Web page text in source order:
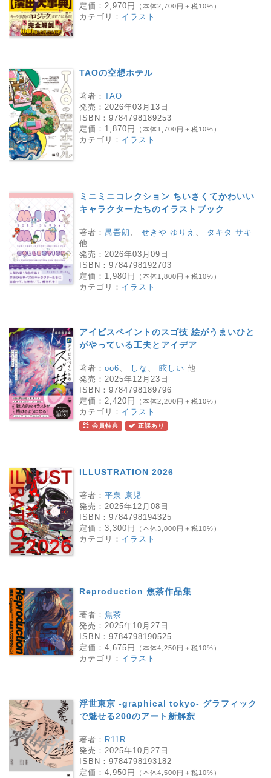
定価： 2,970円 （本体2,700円＋税10%）
カテゴリ： イラスト
TAOの空想ホテル
著者： TAO
発売： 2026年03月13日
ISBN： 9784798189253
定価： 1,870円 （本体1,700円＋税10%）
カテゴリ： イラスト
ミニミニコレクション ちいさくてかわいい
キャラクターたちのイラストブック
著者： 禺吾朗 、 せきや ゆりえ 、 タキタ サキ
他
発売： 2026年03月09日
ISBN： 9784798192703
定価： 1,980円 （本体1,800円＋税10%）
カテゴリ： イラスト
アイビスペイントのスゴ技 絵がうまいひと
がやっている工夫とアイデア
著者： oo6、 しな 、 眩しい 他
発売： 2025年12月23日
ISBN： 9784798189796
定価： 2,420円 （本体2,200円＋税10%）
カテゴリ： イラスト
会員特典 正誤あり
ILLUSTRATION 2026
著者： 平泉 康児
発売： 2025年12月08日
ISBN： 9784798194325
定価： 3,300円 （本体3,000円＋税10%）
カテゴリ： イラスト
Reproduction 焦茶作品集
著者： 焦茶
発売： 2025年10月27日
ISBN： 9784798190525
定価： 4,675円 （本体4,250円＋税10%）
カテゴリ： イラスト
浮世東京 -graphical tokyo- グラフィック
で魅せる200のアート新解釈
著者： R11R
発売： 2025年10月27日
ISBN： 9784798193182
定価： 4,950円 （本体4,500円＋税10%）